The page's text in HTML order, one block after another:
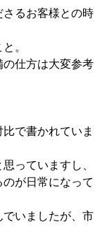
るお客様との時
。
仕方は大変参考
で書かれていま
っていますし、
が日常になって
いましたが、市